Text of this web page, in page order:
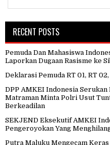
RECENT POSTS
Pemuda Dan Mahasiswa
Laporkan Dugaan Rasisme ke
Deklarasi Pemuda RT 01, RT
DPP AMKEI Indonesia
Matraman Minta Polri Usut
Berkeadilan
SEKJEND Eksekutif AMKEI
Pengeroyokan Yang
Putra Maluku Mengecam